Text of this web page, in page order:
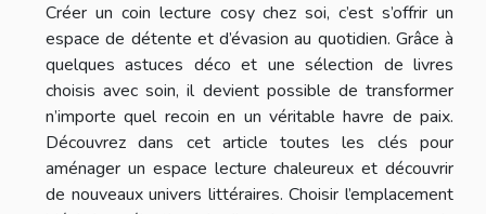
Créer un coin lecture cosy chez soi, c’est s’offrir un
espace de détente et d’évasion au quotidien. Grâce à
quelques astuces déco et une sélection de livres
choisis avec soin, il devient possible de transformer
n’importe quel recoin en un véritable havre de paix.
Découvrez dans cet article toutes les clés pour
aménager un espace lecture chaleureux et découvrir
de nouveaux univers littéraires. Choisir l’emplacement